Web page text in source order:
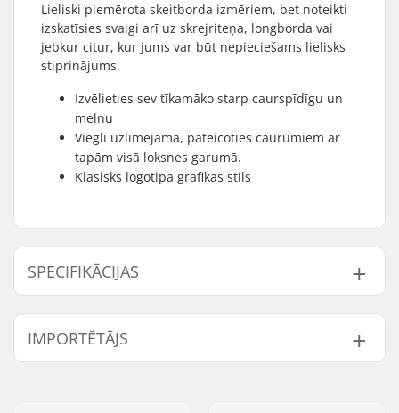
Lieliski piemērota skeitborda izmēriem, bet noteikti
izskatīsies svaigi arī uz skrejriteņa, longborda vai
jebkur citur, kur jums var būt nepieciešams lielisks
stiprinājums.
Izvēlieties sev tīkamāko starp caurspīdīgu un
melnu
Viegli uzlīmējama, pateicoties caurumiem ar
tapām visā loksnes garumā.
Klasisks logotipa grafikas stils
SPECIFIKĀCIJAS
Length:
83.8cm (33")
Width:
IMPORTĒTĀJS